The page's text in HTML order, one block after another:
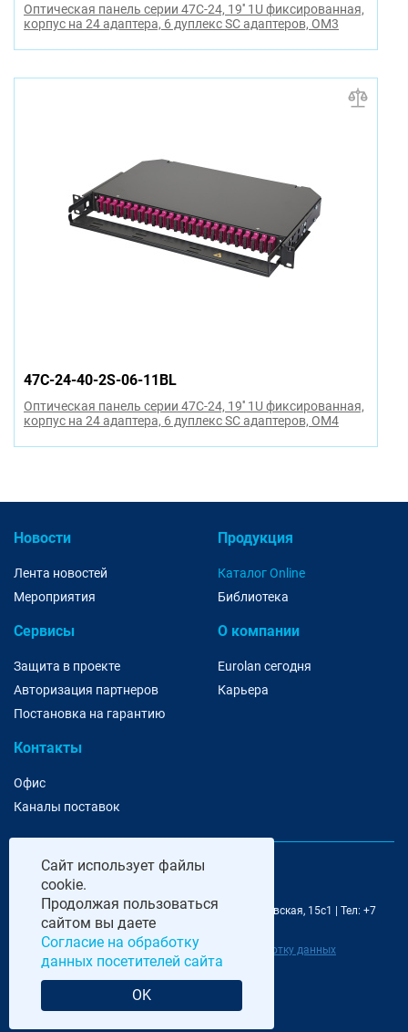
Оптическая панель серии 47C-24, 19'' 1U фиксированная,
корпус на 24 адаптера, 6 дуплекс SC адаптеров, OM3
47C-24-40-2S-06-11BL
Оптическая панель серии 47C-24, 19'' 1U фиксированная,
корпус на 24 адаптера, 6 дуплекс SC адаптеров, OM4
Новости
Лента новостей
Мероприятия
Продукция
Каталог Online
Библиотека
Сервисы
Защита в проекте
Авторизация партнеров
Постановка на гарантию
О компании
Eurolan сегодня
Карьера
Контакты
Офис
Каналы поставок
@ 2006-2026 Eurolan | 115193, Москва, 7-я Кожуховская, 15с1 | Тел: +7
495 252 07 99 | E-Mail: moscow@eurolan.ru
Политика обработки данных|Согласие на обработку данных
посетителей сайта
Разработка и сопровождение сайта
Сайт использует файлы
cookie.
Продолжая пользоваться
сайтом вы даете
Согласие на обработку
данных посетителей сайта
OK